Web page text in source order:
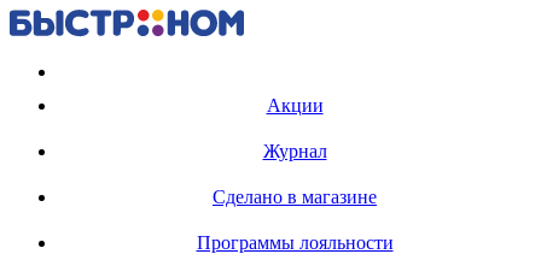
Акции
Журнал
Сделано в магазине
Программы лояльности